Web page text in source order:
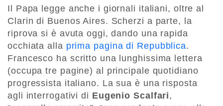
Il Papa legge anche i giornali italiani, oltre al
Clarin di Buenos Aires. Scherzi a parte, la
riprova si è avuta oggi, dando una rapida
occhiata alla prima pagina di Repubblica.
Francesco ha scritto una lunghissima lettera
(occupa tre pagine) al principale quotidiano
progressista italiano. La sua è una risposta
agli interrogativi di Eugenio Scalfari,